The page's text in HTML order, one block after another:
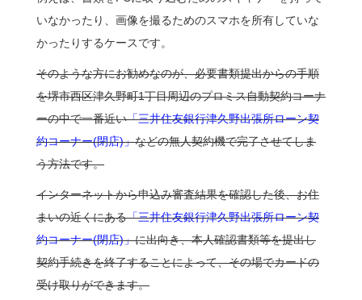
いなかったり、画像を撮るためのスマホを所有していな
かったりするケースです。
そのような方にお勧めなのが、必要書類提出からの手順
を堺市西区津久野町1丁目周辺のプロミス自動契約コーナ
ーの中で一番近い「三井住友銀行津久野出張所ローン契
約コーナー(閉店)」などの無人契約機で完了させてしま
う方法です。
インターネットから申込み審査結果を確認した後、お住
まいの近くにある「三井住友銀行津久野出張所ローン契
約コーナー(閉店)」に出向き、本人確認書類等を提出し
契約手続きを終了することによって、その場でカードの
受け取りができます。